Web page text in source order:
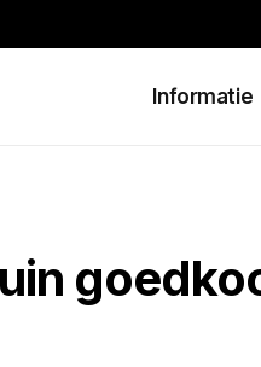
Informatie